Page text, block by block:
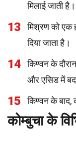
मिलाई जाती है।
13
मिश्रण को एक
दिया जाता है।
14
किण्वन के
और एसिड में
15 किण्वन के बाद,
कोम्बुचा के